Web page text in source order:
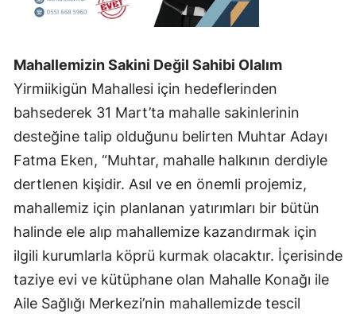
Mahallemizin Sakini Değil Sahibi Olalım
Yirmiikigün Mahallesi için hedeflerinden
bahsederek 31 Mart’ta mahalle sakinlerinin
desteğine talip olduğunu belirten Muhtar Adayı
Fatma Eken, “Muhtar, mahalle halkının derdiyle
dertlenen kişidir. Asıl ve en önemli projemiz,
mahallemiz için planlanan yatırımları bir bütün
halinde ele alıp mahallemize kazandırmak için
ilgili kurumlarla köprü kurmak olacaktır. İçerisinde
taziye evi ve kütüphane olan Mahalle Konağı ile
Aile Sağlığı Merkezi’nin mahallemizde tescil